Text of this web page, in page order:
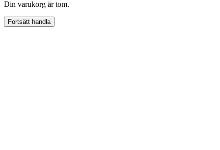
Din varukorg är tom.
Fortsätt handla